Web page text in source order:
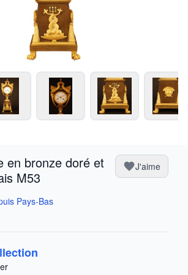
en bronze doré et
M53
J'aime
Pays-Bas